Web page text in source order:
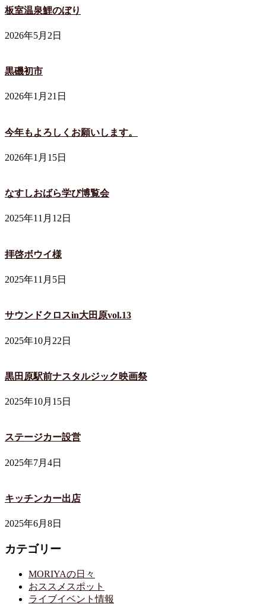
板室温泉鯉のぼり
2026年5月2日
黒磯初市
2026年1月21日
今年もよろしくお願いします。
2026年1月15日
なすしおばら学び博覧会
2025年11月12日
拝啓ボウイ様
2025年11月5日
サウンドクロスin大田原vol.13
2025年10月22日
黒田原駅前ナスタルジック映画祭
2025年10月15日
ステージカー設営
2025年7月4日
キッチンカー出店
2025年6月8日
カテゴリー
MORIYAの日々
おススメスポット
ライブイベント情報